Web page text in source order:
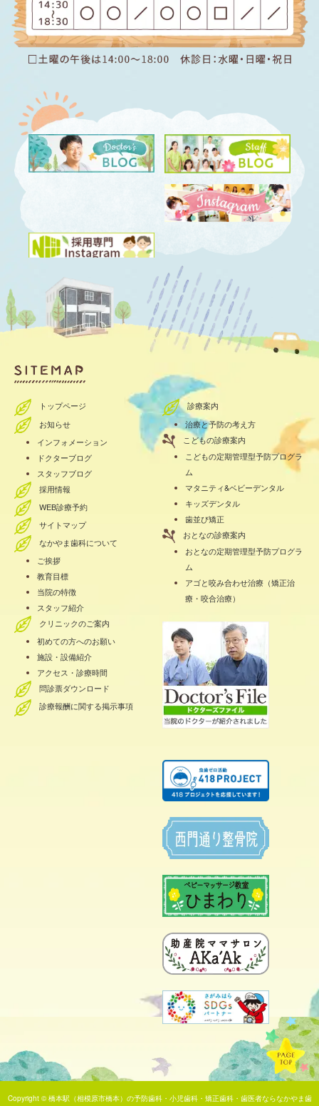
トップページ
お知らせ
インフォメーション
ドクターブログ
スタッフブログ
採用情報
WEB診療予約
サイトマップ
なかやま歯科について
ご挨拶
教育目標
当院の特徴
スタッフ紹介
クリニックのご案内
初めての方へのお願い
施設・設備紹介
アクセス・診療時間
問診票ダウンロード
診療報酬に関する掲示事項
診療案内
治療と予防の考え方
こどもの診療案内
こどもの定期管理型予防プログラ
ム
マタニティ&ベビーデンタル
キッズデンタル
歯並び矯正
おとなの診療案内
おとなの定期管理型予防プログラ
ム
アゴと咬み合わせ治療（矯正治
療・咬合治療）
Copyright ©橋本駅（相模原市橋本）の予防歯科・小児歯科・矯正歯科・歯医者ならなかやま歯